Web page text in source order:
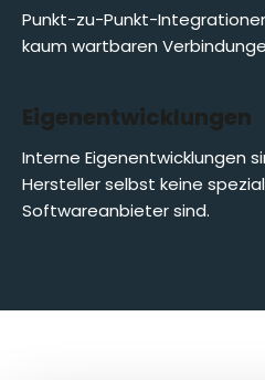
Punkt-zu-Punkt-
kaum wartbaren
Eigenentwicklungen
Interne Eigenentwicklungen
Hersteller selbst keine
Softwareanbieter sind.